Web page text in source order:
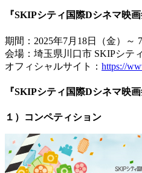
『SKIPシティ国際Dシネマ映画
期間：2025年7月18日（金）～
会場：埼玉県川口市 SKIPシティ
オフィシャルサイト： https://
『SKIPシティ国際Dシネマ映
１）コンペティション